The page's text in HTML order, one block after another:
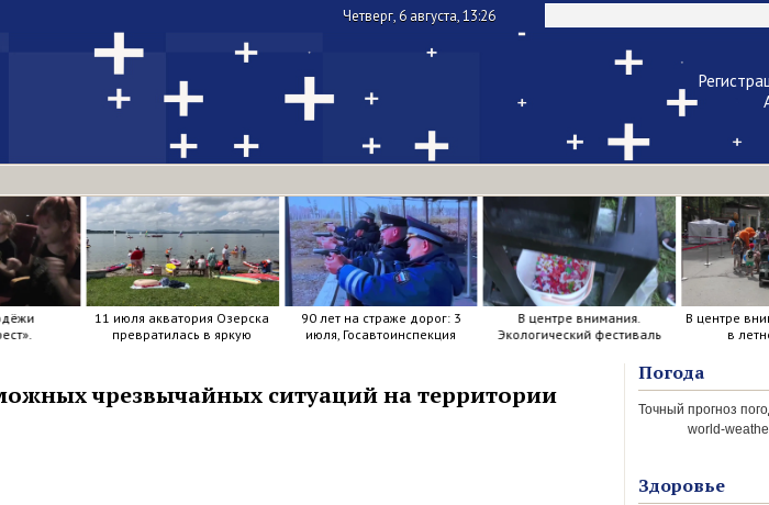
Четверг, 6 августа, 13:26
Чужой
Напомнить
11 июля акватория Озерска
превратилась в яркую
90 лет на страже дорог: 3
июля, Госавтоинспекция
В центре внимания.
Экологический фестиваль
В центре
в
чрезвычайных ситуаций на территории
Погода
world-
Здоровье